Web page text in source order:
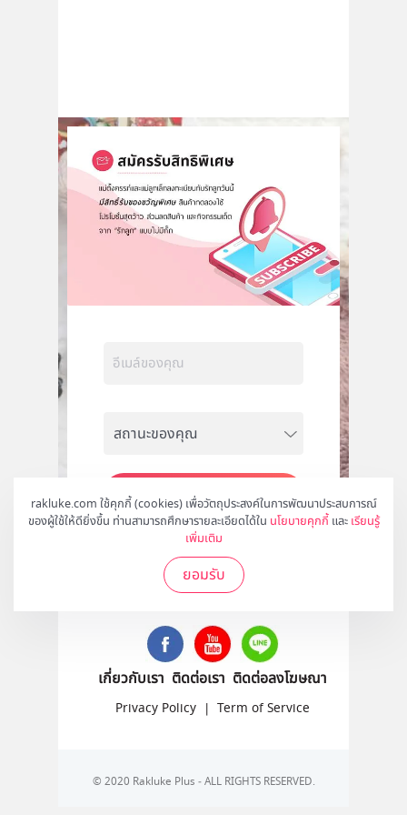
rakluke.com ใช้คุกกี้ (cookies) เพื่อวัตถุประสงค์ในการพัฒนาประสบการณ์
ของผู้ใช้ให้ดียิ่งขึ้น ท่านสามารถศึกษารายละเอียดได้ใน นโยบายคุกกี้ และ เรียนรู้
เพิ่มเติม
ยอมรับ
สมัคร
ติดตามเราได้ที่
เกี่ยวกับเรา ติดต่อเรา ติดต่อลงโฆษณา
Privacy Policy | Term of Service
© 2020 Rakluke Plus - ALL RIGHTS RESERVED.